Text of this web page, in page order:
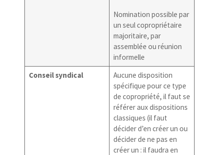
Nomination possible par
un seul copropriétaire
majoritaire, par
assemblée ou réunion
informelle
Conseil syndical
Aucune disposition
spécifique pour ce type
de copropriété, il faut se
référer aux dispositions
classiques (il faut
décider d’en créer un ou
décider de ne pas en
créer un : il faudra en